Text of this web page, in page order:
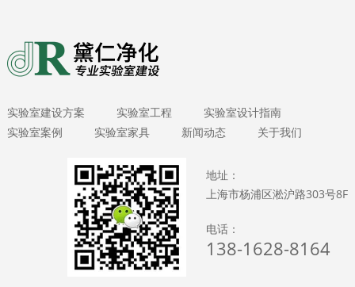
实验室建设方案 实验室工程
实验室设计指南
实验室案例
实验室家具 新闻动态 关于我们
地址：
上海市杨浦区淞沪路303号8F
电话：
138-1628-8164